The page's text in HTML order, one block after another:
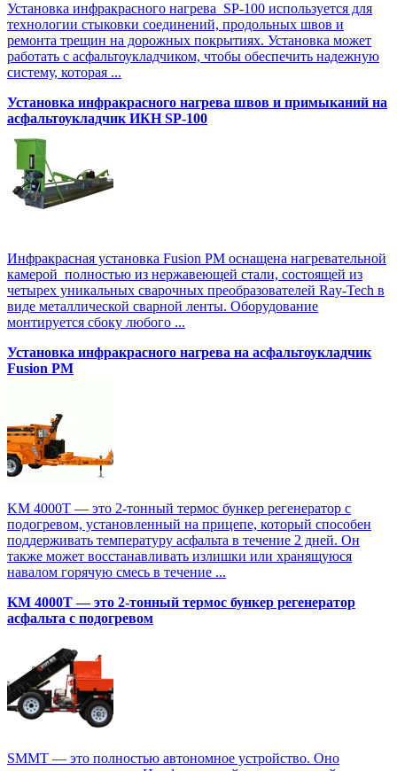
Установка инфракрасного нагрева SP-100 используется для
технологии стыковки соединений, продольных швов и
ремонта трещин на дорожных покрытиях. Установка может
работать с асфальтоукладчиком, чтобы обеспечить надежную
систему, которая ...
Установка инфракрасного нагрева швов и примыканий на
асфальтоукладчик ИКН SP-100
Инфракрасная установка Fusion PM оснащена нагревательной
камерой полностью из нержавеющей стали, состоящей из
четырех уникальных сварочных преобразователей Ray-Tech в
виде металлической сварной ленты. Оборудование
монтируется сбоку любого ...
Установка инфракрасного нагрева на асфальтоукладчик
Fusion PM
KM 4000T — это 2-тонный термос бункер регенератор с
подогревом, установленный на прицепе, который способен
поддерживать температуру асфальта в течение 2 дней. Он
также может восстанавливать излишки или хранящуюся
навалом горячую смесь в течение ...
KM 4000T — это 2-тонный термос бункер регенератор
асфальта с подогревом
SMMT — это полностью автономное устройство. Оно